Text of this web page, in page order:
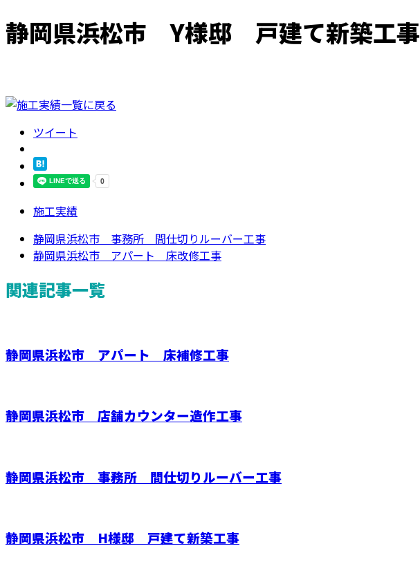
静岡県浜松市 Y様邸 戸建て新築工事
ツイート
施工実績
静岡県浜松市 事務所 間仕切りルーバー工事
静岡県浜松市 アパート 床改修工事
関連記事一覧
静岡県浜松市 アパート 床補修工事
静岡県浜松市 店舗カウンター造作工事
静岡県浜松市 事務所 間仕切りルーバー工事
静岡県浜松市 H様邸 戸建て新築工事